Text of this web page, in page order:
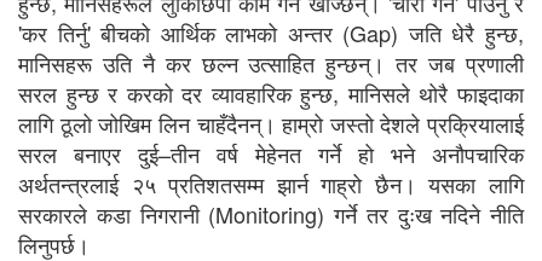
'कर तिर्नु' बीचको आर्थिक लाभको अन्तर (Gap) जति धेरै हुन्छ,
मानिसहरू उति नै कर छल्न उत्साहित हुन्छन्। तर जब प्रणाली
सरल हुन्छ र करको दर व्यावहारिक हुन्छ, मानिसले थोरै फाइदाका
लागि ठूलो जोखिम लिन चाहँदैनन्। हाम्रो जस्तो देशले प्रक्रियालाई
सरल बनाएर दुई–तीन वर्ष मेहेनत गर्ने हो भने अनौपचारिक
अर्थतन्त्रलाई २५ प्रतिशतसम्म झार्न गाह्रो छैन। यसका लागि
सरकारले कडा निगरानी (Monitoring) गर्ने तर दुःख नदिने नीति
लिनुपर्छ।